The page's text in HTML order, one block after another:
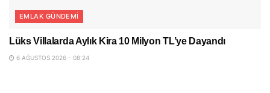
EMLAK GÜNDEMI
Lüks Villalarda Aylık Kira 10 Milyon TL’ye Dayandı
6 AĞUSTOS 2026 - 08:24